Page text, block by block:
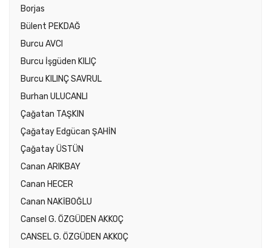
Borjas
Bülent PEKDAĞ
Burcu AVCI
Burcu İşgüden KILIÇ
Burcu KILINÇ SAVRUL
Burhan ULUCANLI
Çağatan TAŞKIN
Çağatay Edgücan ŞAHİN
Çağatay ÜSTÜN
Canan ARIKBAY
Canan HECER
Canan NAKİBOĞLU
Cansel G. ÖZGÜDEN AKKOÇ
CANSEL G. ÖZGÜDEN AKKOÇ